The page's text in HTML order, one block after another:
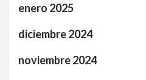
enero 2025
diciembre 2024
noviembre 2024